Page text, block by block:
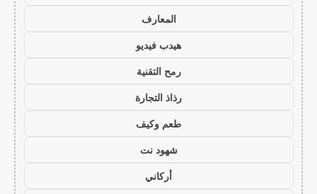
المعارف
هيدب فيديو
رمح التقنية
رذاذ التجارة
طعم وكيف
شهود نت
أركاني